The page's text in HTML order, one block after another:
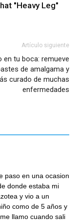
"Heavy Leg"
Artículo siguiente
en tu boca: remueve
de amalgama y
curado de muchas
enfermedades
paso en una ocasion
donde estaba mi
y vio a un
como de 5 años y
llamo cuando sali